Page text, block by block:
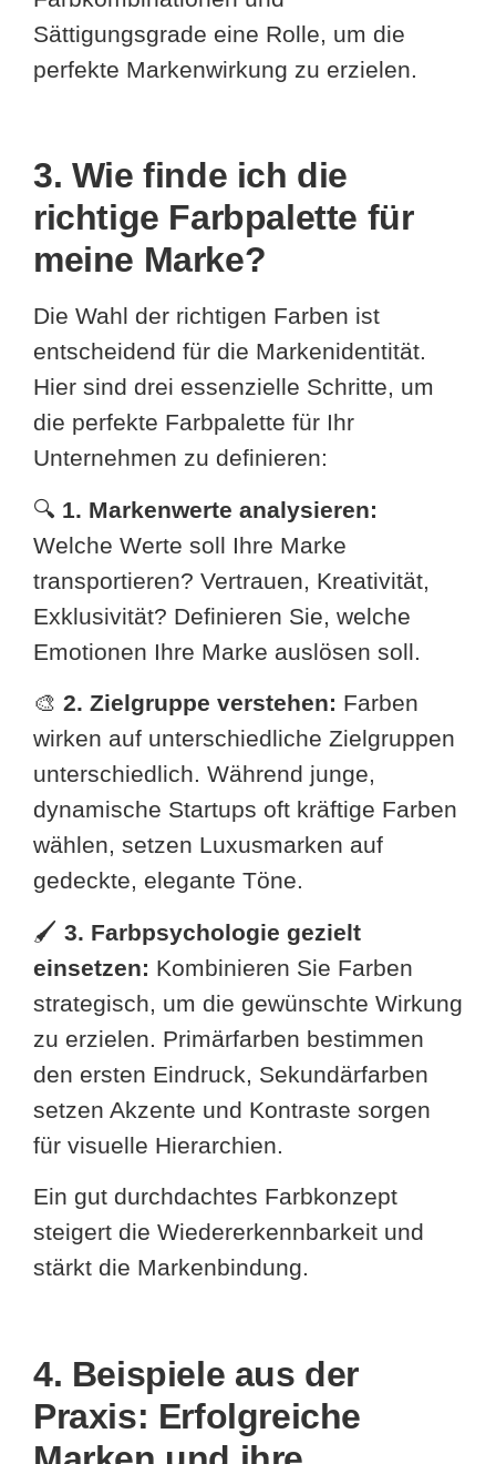
Sättigungsgrade eine Rolle, um die
perfekte Markenwirkung zu erzielen.
3. Wie finde ich die
richtige Farbpalette für
meine Marke?
Die Wahl der richtigen Farben ist
entscheidend für die Markenidentität.
Hier sind drei essenzielle Schritte, um
die perfekte Farbpalette für Ihr
Unternehmen zu definieren:
🔍 1. Markenwerte analysieren:
Welche Werte soll Ihre Marke
transportieren? Vertrauen, Kreativität,
Exklusivität? Definieren Sie, welche
Emotionen Ihre Marke auslösen soll.
🎨 2. Zielgruppe verstehen: Farben
wirken auf unterschiedliche Zielgruppen
unterschiedlich. Während junge,
dynamische Startups oft kräftige Farben
wählen, setzen Luxusmarken auf
gedeckte, elegante Töne.
🖌 3. Farbpsychologie gezielt
einsetzen: Kombinieren Sie Farben
strategisch, um die gewünschte Wirkung
zu erzielen. Primärfarben bestimmen
den ersten Eindruck, Sekundärfarben
setzen Akzente und Kontraste sorgen
für visuelle Hierarchien.
Ein gut durchdachtes Farbkonzept
steigert die Wiedererkennbarkeit und
stärkt die Markenbindung.
4. Beispiele aus der
Praxis: Erfolgreiche